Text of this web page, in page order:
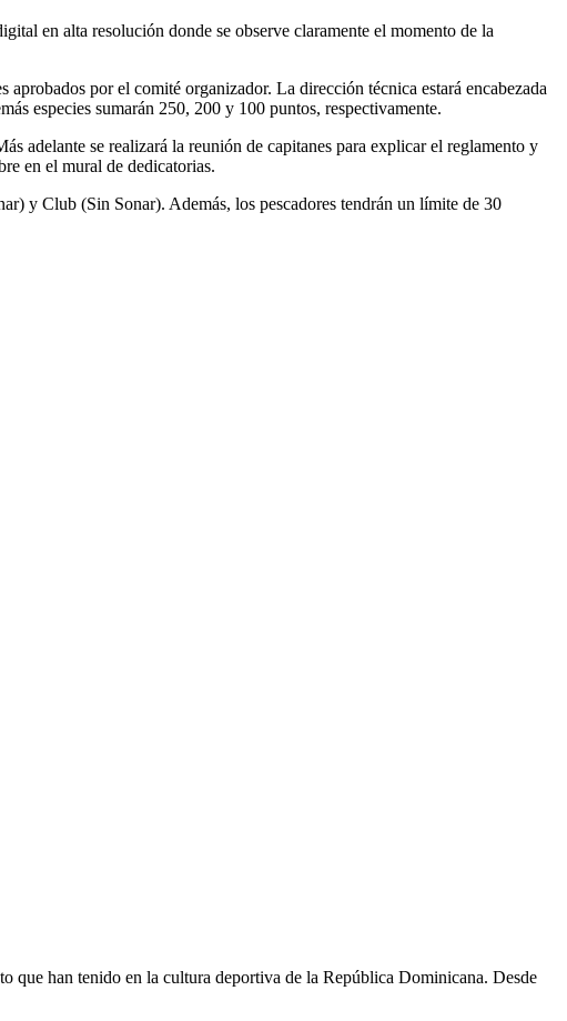
en alta resolución donde se observe claramente el momento de la
por el comité organizador. La dirección técnica estará encabezada
especies sumarán 250, 200 y 100 puntos, respectivamente.
adelante se realizará la reunión de capitanes para explicar el reglamento y
en el mural de dedicatorias.
y Club (Sin Sonar). Además, los pescadores tendrán un límite de 30
que han tenido en la cultura deportiva de la República Dominicana. Desde